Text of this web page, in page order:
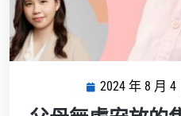
2024 年 8 月 4